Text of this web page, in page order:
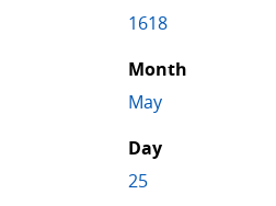
1618
Month
May
Day
25